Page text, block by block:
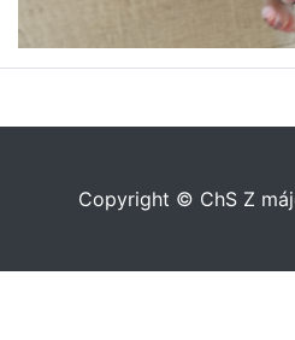
Copyright © ChS Z